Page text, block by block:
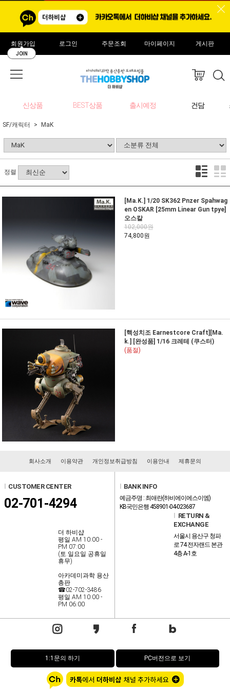
회원가입
JOIN
로그인 주문조회 마이페이지 게시판
신상품 BEST상품 출시예정 건담
SF/캐릭터 MaK
정렬
[Ma.K.] 1/20 SK362 Pnzer Spahwag
en OSKAR [25mm Linear Gun tpye]
오스칼
102,000원
74,800원
[핵성치조 Earnestcore Craft][Ma.
k.] [완성품] 1/16 크레테 (쿠스터)
(품절)
회사소개 이용약관 개인정보취급방침 이용안내 제휴문의
l CUSTOMER CENTER
02-701-4294
더 하비샵
평일 AM 10:00 -
PM 07:00
(토.일요일.공휴일
휴무)
아카데미과학 용산
총판
☎02-702-3486
평일 AM 10:00 -
PM 06:00
l BANK INFO
예금주명 : 최애란(하비에이에스이엠)
KB국민은행 458901-04-023687
l RETURN &
EXCHANGE
서울시 용산구 청파
로 74 전자랜드 본관
4층 A-1호
1:1문의 하기 PC버전으로 보기